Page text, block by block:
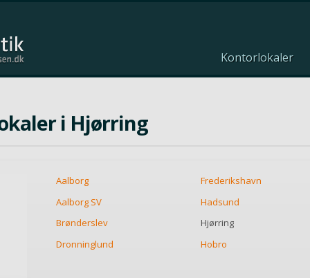
Kontorlokaler
i Hjørring
Aalborg Frederikshavn
Aalborg SV
Hadsund
Brønderslev
Hjørring
Dronninglund
Hobro